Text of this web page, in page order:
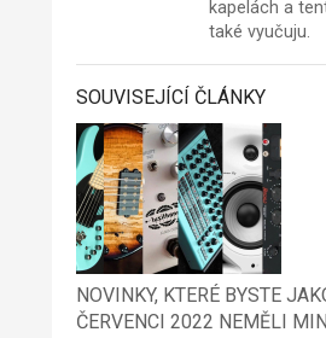
kapelách a
také vyučuju.
SOUVISEJÍCÍ ČLÁNKY
NOVINKY, KTERÉ BYSTE
ČERVENCI 2022 NEMĚLI